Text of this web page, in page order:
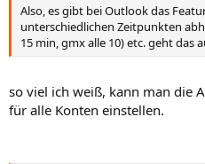
Also, es gibt bei Outlook das
unterschiedlichen Zeitpunkten
15 min, gmx alle 10) etc. geht das
so viel ich weiß, kann man die
für alle Konten einstellen.